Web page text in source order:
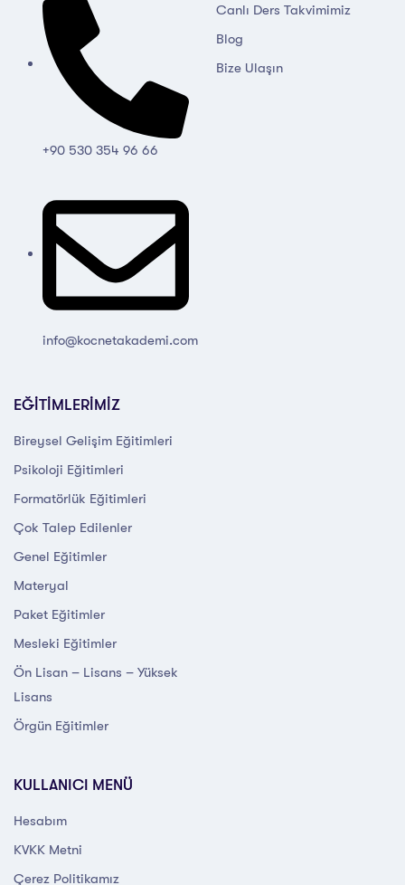
+90 530 354 96 66
info@kocnetakademi.com
Canlı Ders Takvimimiz
Blog
Bize Ulaşın
EĞİTİMLERİMİZ
Bireysel Gelişim Eğitimleri
Psikoloji Eğitimleri
Formatörlük Eğitimleri
Çok Talep Edilenler
Genel Eğitimler
Materyal
Paket Eğitimler
Mesleki Eğitimler
Ön Lisan – Lisans – Yüksek
Lisans
Örgün Eğitimler
KULLANICI MENÜ
Hesabım
KVKK Metni
Çerez Politikamız